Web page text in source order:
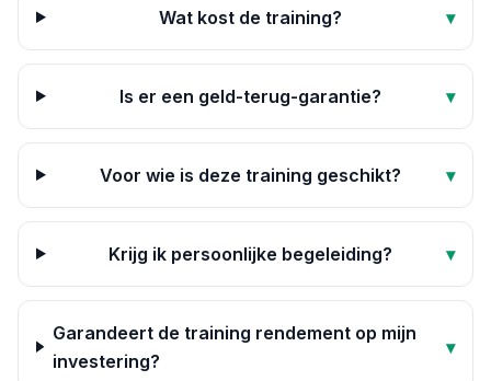
Wat kost de training? ▾
Is er een geld-terug-garantie? ▾
Voor wie is deze training geschikt? ▾
Krijg ik persoonlijke begeleiding? ▾
Garandeert de training rendement op mijn
investering?
▾